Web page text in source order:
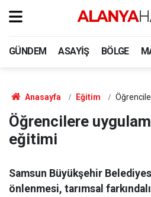
GÜNDEM ASAYIŞ BÖLGE
Anasayfa Eğitim
Öğrencilere
eğitimi
Samsun Büyükşehir
önlenmesi, tarımsal